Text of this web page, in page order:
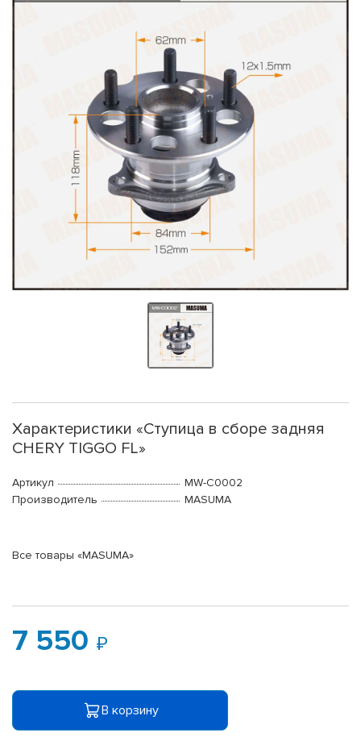
Характеристики «Ступица в сборе задняя
CHERY TIGGO FL»
Артикул
MW-C0002
Производитель
MASUMA
Все товары «MASUMA»
7 550
В корзину